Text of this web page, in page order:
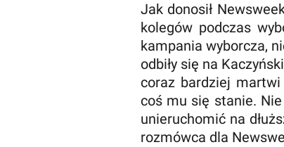
Jak donosił
kolegów podczas
kampania wyborcza,
odbiły się na
coraz bardziej
coś mu się stanie.
unieruchomić na
rozmówca dla